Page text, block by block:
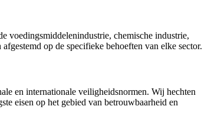
voedingsmiddelenindustrie, chemische industrie,
op de specifieke behoeften van elke sector.
en internationale veiligheidsnormen. Wij hechten
eisen op het gebied van betrouwbaarheid en